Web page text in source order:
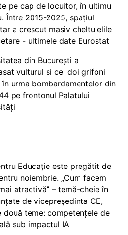
pe cap de locuitor, în ultimul
Între 2015-2025, spațiul
a crescut masiv cheltuielile
- ultimele date Eurostat
din București a
vulturul și cei doi grifoni
urma bombardamentelor din
pe frontonul Palatului
Educație este pregătit de
noiembrie. „Cum facem
atractivă” – temă-cheie în
de vicepreședinta CE,
două teme: competențele de
sub impactul IA